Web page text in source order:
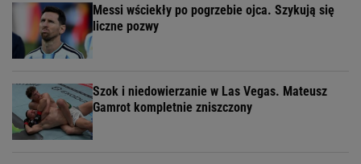
Messi wściekły po pogrzebie ojca. Szykują się
liczne pozwy
Szok i niedowierzanie w Las Vegas. Mateusz
Gamrot kompletnie zniszczony